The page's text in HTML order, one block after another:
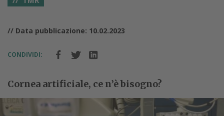
// Data pubblicazione: 10.02.2023
CONDIVIDI:
Cornea artificiale, ce n’è bisogno?